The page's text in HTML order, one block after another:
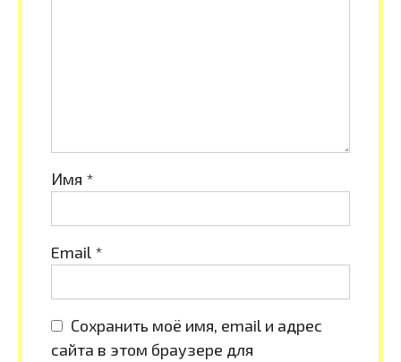
Имя *
Email *
Сохранить моё имя, email и адрес
сайта в этом браузере для